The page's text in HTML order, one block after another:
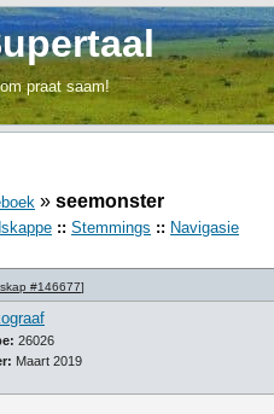
praat saam!
» seemonster
:: Stemmings :: Navigasie
#146677]
26026
Maart 2019